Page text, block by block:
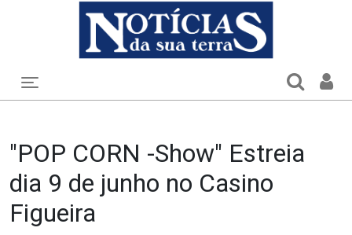
Toggle navigation
"POP CORN -Show" Estreia
dia 9 de junho no Casino
Figueira